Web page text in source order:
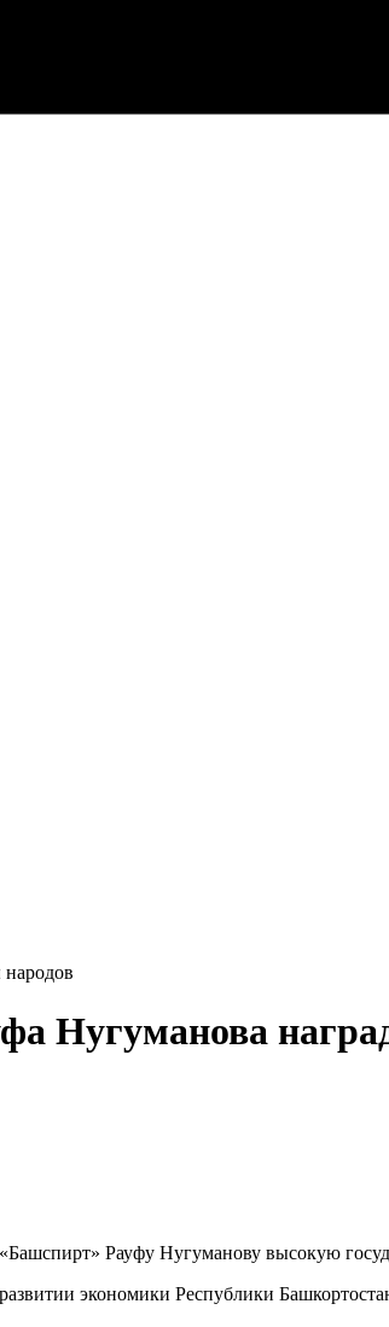
Нугуманова
Рауфу Нугуманову высокую
экономики Республики